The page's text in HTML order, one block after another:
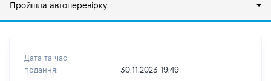
Пройшла автоперевірку:
Дата та час
подання:
30.11.2023 19:49